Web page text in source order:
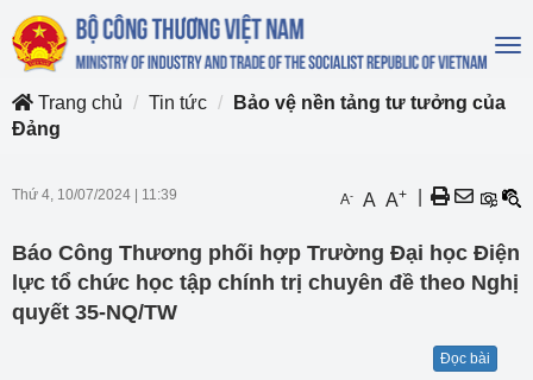
Trang chủ
Tin tức
Bảo vệ nền tảng tư tưởng của
Đảng
Thứ 4, 10/07/2024 11:39 A- A A+
Báo Công Thương phối hợp Trường Đại học Điện
lực tổ chức học tập chính trị chuyên đề theo Nghị
quyết 35-NQ/TW
Đọc bài